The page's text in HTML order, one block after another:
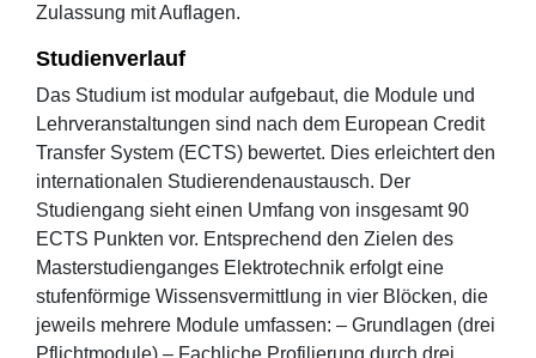
Zulassung mit Auflagen.
Studienverlauf
Das Studium ist modular aufgebaut, die Module und
Lehrveranstaltungen sind nach dem European Credit
Transfer System (ECTS) bewertet. Dies erleichtert den
internationalen Studierendenaustausch. Der
Studiengang sieht einen Umfang von insgesamt 90
ECTS Punkten vor. Entsprechend den Zielen des
Masterstudienganges Elektrotechnik erfolgt eine
stufenförmige Wissensvermittlung in vier Blöcken, die
jeweils mehrere Module umfassen: – Grundlagen (drei
Pflichtmodule) – Fachliche Profilierung durch drei